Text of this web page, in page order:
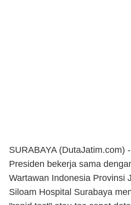
SURABAYA (DutaJatim.com) -
Presiden bekerja sama
Wartawan Indonesia Provinsi
Siloam Hospital Surabaya